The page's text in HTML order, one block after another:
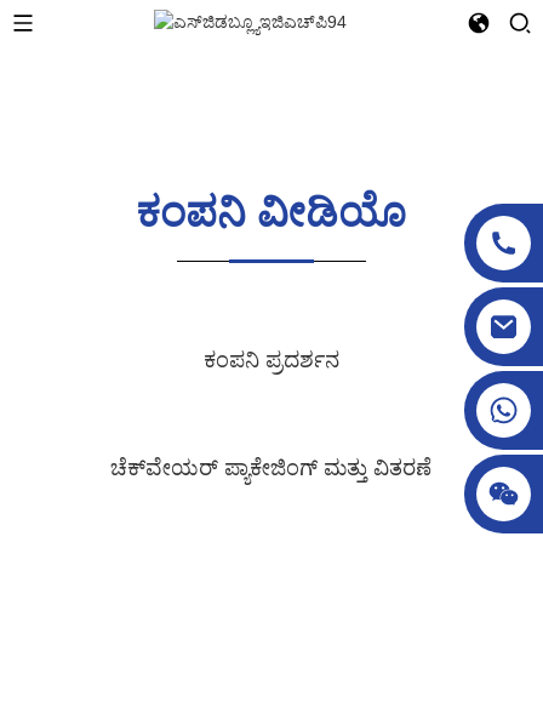
ಕಂಪನಿ ವೀಡಿಯೊ
ಕಂಪನಿ ಪ್ರದರ್ಶನ
ಚೆಕ್‌ವೇಯರ್ ಪ್ಯಾಕೇಜಿಂಗ್ ಮತ್ತು ವಿತರಣೆ